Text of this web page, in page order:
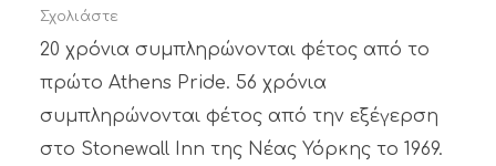
Σχολιάστε
20 χρόνια συμπληρώνονται φέτος από το
πρώτο Athens Pride. 56 χρόνια
συμπληρώνονται φέτος από την εξέγερση
στο Stonewall Inn της Νέας Υόρκης το 1969.